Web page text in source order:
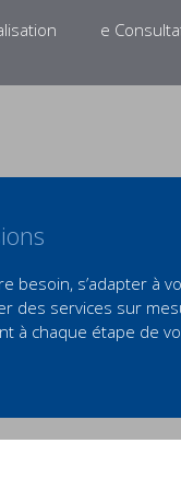
cookies. En poursuivant
e
besoin, s’adapter à
des services sur
à chaque étape de